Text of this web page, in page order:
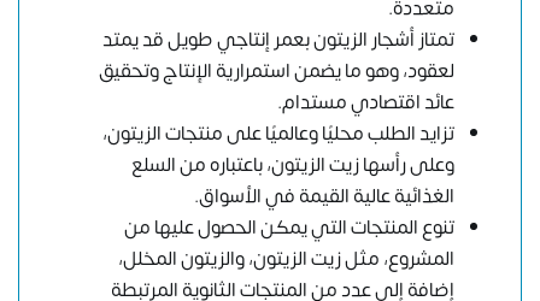
متعددة.
تمتاز أشجار الزيتون بعمر إنتاجي طويل قد يمتد
لعقود، وهو ما يضمن استمرارية الإنتاج وتحقيق
عائد اقتصادي مستدام.
تزايد الطلب محليًا وعالميًا على منتجات الزيتون،
وعلى رأسها زيت الزيتون، باعتباره من السلع
الغذائية عالية القيمة في الأسواق.
تنوع المنتجات التي يمكن الحصول عليها من
المشروع، مثل زيت الزيتون، والزيتون المخلل،
إضافة إلى عدد من المنتجات الثانوية المرتبطة